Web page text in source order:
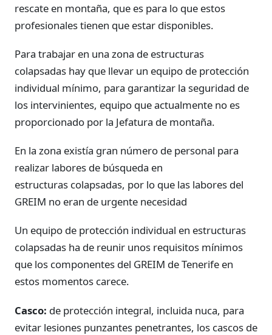
rescate en montaña, que es para lo que estos
profesionales tienen que estar disponibles.
Para trabajar en una zona de estructuras
colapsadas hay que llevar un equipo de protección
individual mínimo, para garantizar la seguridad de
los intervinientes, equipo que actualmente no es
proporcionado por la Jefatura de montaña.
En la zona existía gran número de personal para
realizar labores de búsqueda en
estructuras colapsadas, por lo que las labores del
GREIM no eran de urgente necesidad
Un equipo de protección individual en estructuras
colapsadas ha de reunir unos requisitos mínimos
que los componentes del GREIM de Tenerife en
estos momentos carece.
Casco: de protección integral, incluida nuca, para
evitar lesiones punzantes penetrantes, los cascos de